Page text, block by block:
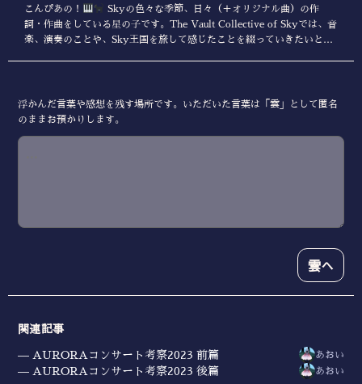
こんぴあの！
Skyの色々な季節、日々（＋オリジナル曲）の作
詞・作曲をしている星の子です。The Vault Collective of Skyでは、音
楽、演奏のことや、Sky王国を旅して感じたことを綴っていきたいと思
浮かんだ言葉や感想を残す場所です。いただいた言葉は「雲」として匿名
のままお預かりします。
雲へ
関連記事
AURORAコンサート考察2023 前篇 あおい
AURORAコンサート考察2023 後篇 あおい